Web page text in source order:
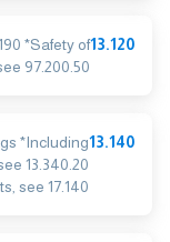
13.120
*Safety of
97.200.50
13.140
*Including
13.340.20
see 17.140